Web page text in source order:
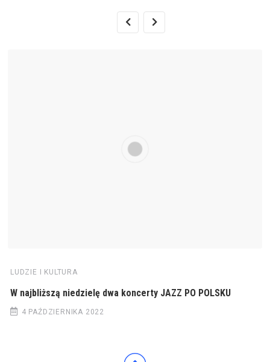
LUDZIE I KULTURA
W najbliższą niedzielę dwa koncerty JAZZ PO POLSKU
4 PAŹDZIERNIKA 2022